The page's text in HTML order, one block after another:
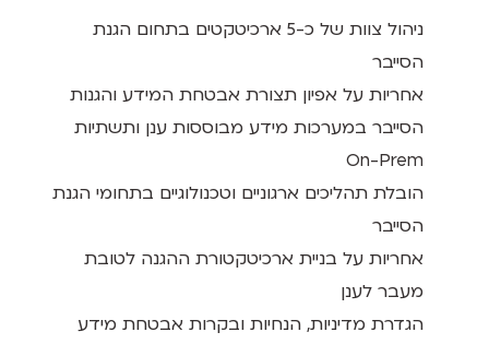
ניהול צוות של כ-5 ארכיטקטים בתחום הגנת
הסייבר
אחריות על אפיון תצורת אבטחת המידע והגנות
הסייבר במערכות מידע מבוססות ענן ותשתיות
On-Prem
הובלת תהליכים ארגוניים וטכנולוגיים בתחומי הגנת
הסייבר
אחריות על בניית ארכיטקטורת ההגנה לטובת
מעבר לענן
הגדרת מדיניות, הנחיות ובקרות אבטחת מידע